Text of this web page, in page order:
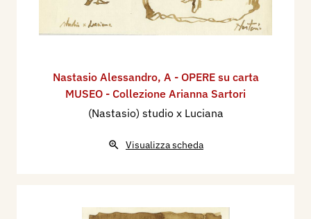
Nastasio Alessandro, A - OPERE su carta
MUSEO - Collezione Arianna Sartori
(Nastasio) studio x Luciana
Visualizza scheda